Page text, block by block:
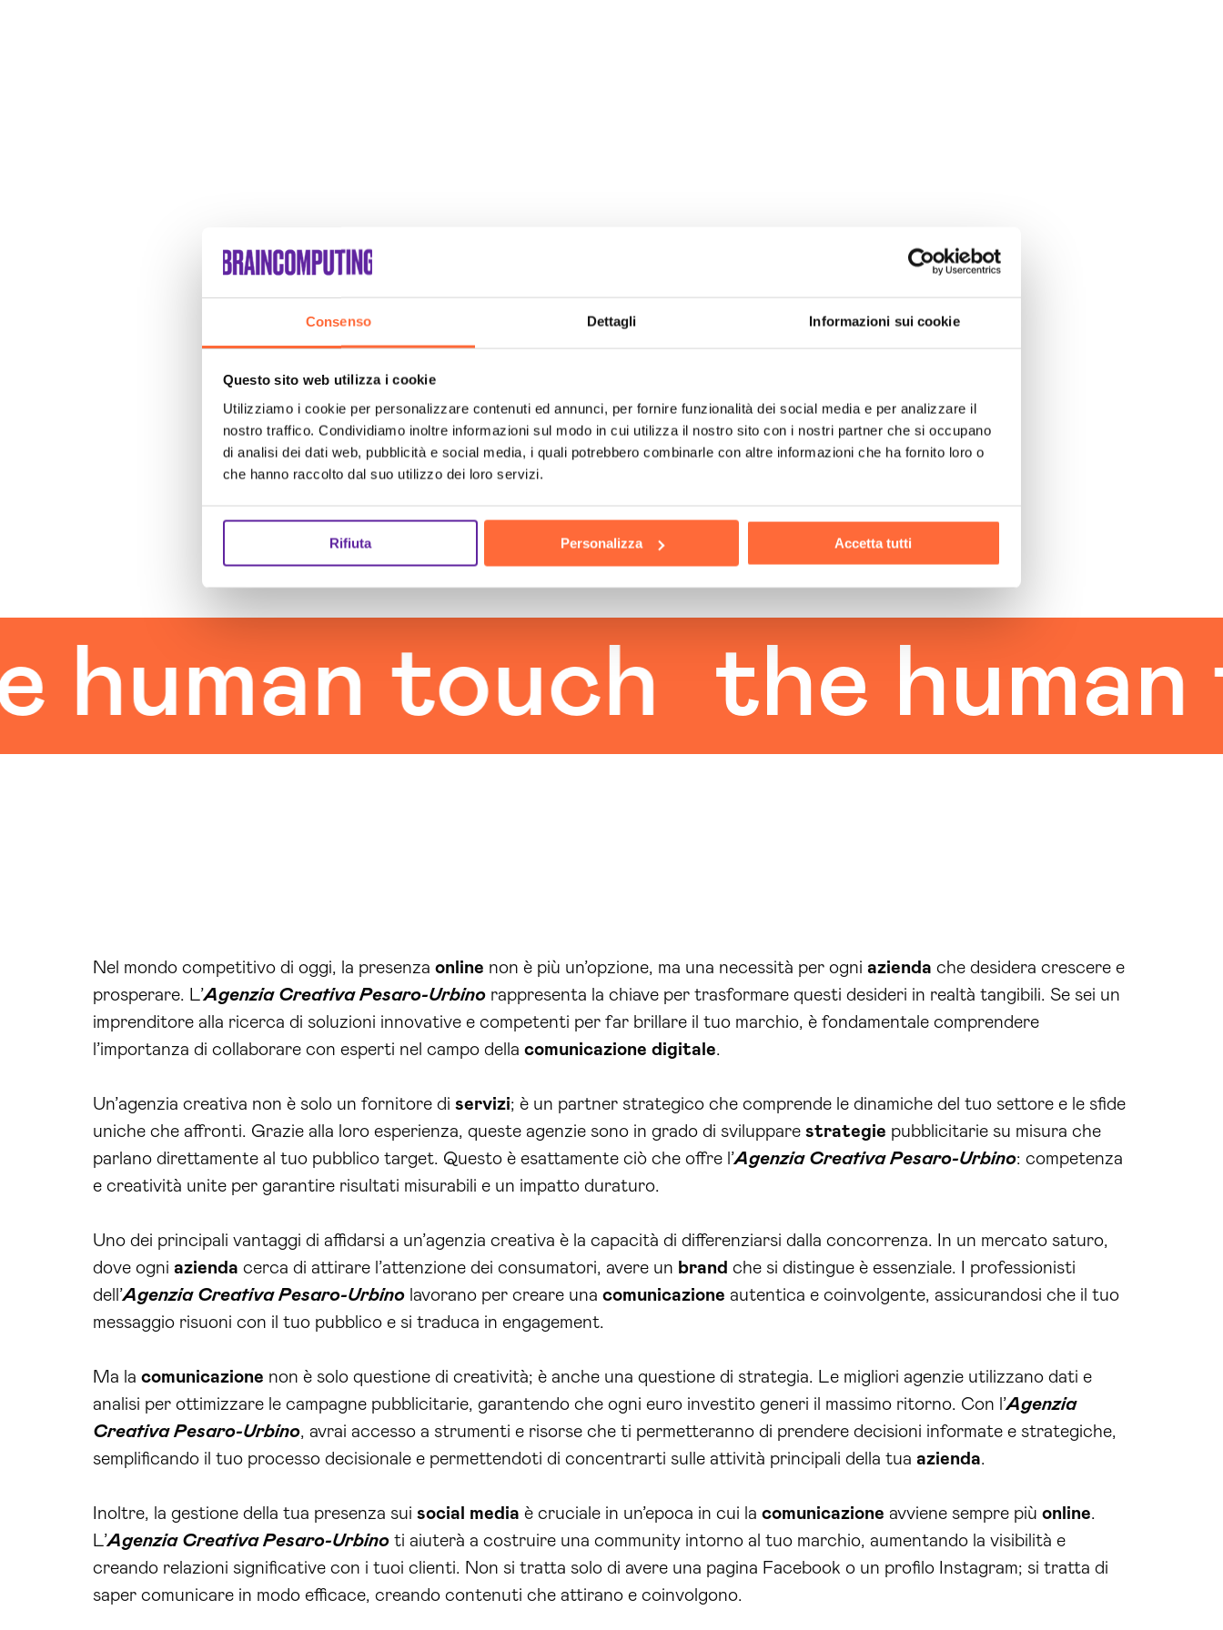
Consenso Dettagli Informazioni sui cookie
Questo sito web utilizza i cookie
Utilizziamo i cookie per personalizzare contenuti ed annunci, per fornire funzionalità dei social media e per analizzare il
nostro traffico. Condividiamo inoltre informazioni sul modo in cui utilizza il nostro sito con i nostri partner che si occupano
di analisi dei dati web, pubblicità e social media, i quali potrebbero combinarle con altre informazioni che ha fornito loro o
che hanno raccolto dal suo utilizzo dei loro servizi.
Rifiuta Personalizza Accetta tutti
touch the human
Nel mondo competitivo di oggi, la presenza online non è più un’opzione, ma una necessità per ogni azienda che desidera crescere e
prosperare. L’Agenzia Creativa Pesaro-Urbino rappresenta la chiave per trasformare questi desideri in realtà tangibili. Se sei un
imprenditore alla ricerca di soluzioni innovative e competenti per far brillare il tuo marchio, è fondamentale comprendere
l’importanza di collaborare con esperti nel campo della comunicazione digitale.
Un’agenzia creativa non è solo un fornitore di servizi; è un partner strategico che comprende le dinamiche del tuo settore e le sfide
uniche che affronti. Grazie alla loro esperienza, queste agenzie sono in grado di sviluppare strategie pubblicitarie su misura che
parlano direttamente al tuo pubblico target. Questo è esattamente ciò che offre l’Agenzia Creativa Pesaro-Urbino: competenza
e creatività unite per garantire risultati misurabili e un impatto duraturo.
Uno dei principali vantaggi di affidarsi a un’agenzia creativa è la capacità di differenziarsi dalla concorrenza. In un mercato saturo,
dove ogni azienda cerca di attirare l’attenzione dei consumatori, avere un brand che si distingue è essenziale. I professionisti
dell’Agenzia Creativa Pesaro-Urbino lavorano per creare una comunicazione autentica e coinvolgente, assicurandosi che il tuo
messaggio risuoni con il tuo pubblico e si traduca in engagement.
Ma la comunicazione non è solo questione di creatività; è anche una questione di strategia. Le migliori agenzie utilizzano dati e
analisi per ottimizzare le campagne pubblicitarie, garantendo che ogni euro investito generi il massimo ritorno. Con l’Agenzia
Creativa Pesaro-Urbino, avrai accesso a strumenti e risorse che ti permetteranno di prendere decisioni informate e strategiche,
semplificando il tuo processo decisionale e permettendoti di concentrarti sulle attività principali della tua azienda.
Inoltre, la gestione della tua presenza sui social media è cruciale in un’epoca in cui la comunicazione avviene sempre più online.
L’Agenzia Creativa Pesaro-Urbino ti aiuterà a costruire una community intorno al tuo marchio, aumentando la visibilità e
creando relazioni significative con i tuoi clienti. Non si tratta solo di avere una pagina Facebook o un profilo Instagram; si tratta di
saper comunicare in modo efficace, creando contenuti che attirano e coinvolgono.